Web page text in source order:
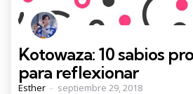
Kotowaza: 10 sabios
para reflexionar
Posted
Esther septiembre 29, 2018